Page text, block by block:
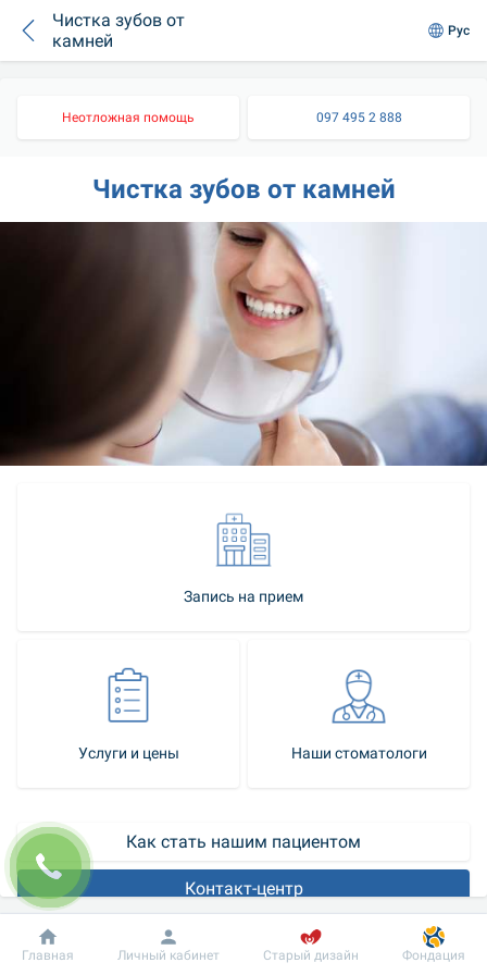
Чистка зубов от
камней
Рус
Неотложная помощь 097 495 2 888
Чистка зубов от камней
Запись на прием
Услуги и цены Наши стоматологи
Как стать нашим пациентом
Контакт-центр
Чтобы заботиться зубах, домашней гигиены ротовой полости
Добробут Информация Пациенту
Главная Личный кабинет Старый дизайн Фондация